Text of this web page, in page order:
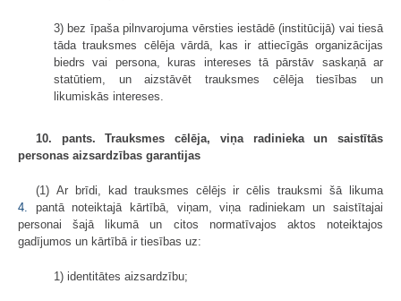
3) bez īpaša pilnvarojuma vērsties iestādē (institūcijā) vai tiesā
tāda trauksmes cēlēja vārdā, kas ir attiecīgās organizācijas
biedrs vai persona, kuras intereses tā pārstāv saskaņā ar
statūtiem, un aizstāvēt trauksmes cēlēja tiesības un
likumiskās intereses.
10. pants. Trauksmes cēlēja, viņa radinieka un saistītās
personas aizsardzības garantijas
(1) Ar brīdi, kad trauksmes cēlējs ir cēlis trauksmi šā likuma
4. pantā noteiktajā kārtībā, viņam, viņa radiniekam un saistītajai
personai šajā likumā un citos normatīvajos aktos noteiktajos
gadījumos un kārtībā ir tiesības uz:
1) identitātes aizsardzību;